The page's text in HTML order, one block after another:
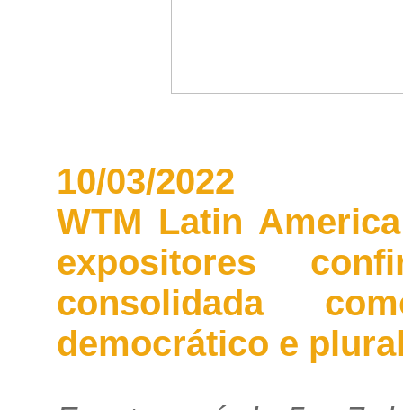
10/03/2022
WTM Latin
expositores
consolidada
democrático e